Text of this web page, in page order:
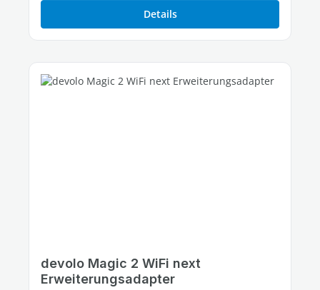
Details
devolo Magic 2 WiFi next
Erweiterungsadapter